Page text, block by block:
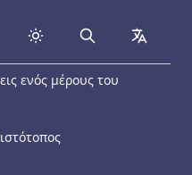
Search
ενός μέρους του